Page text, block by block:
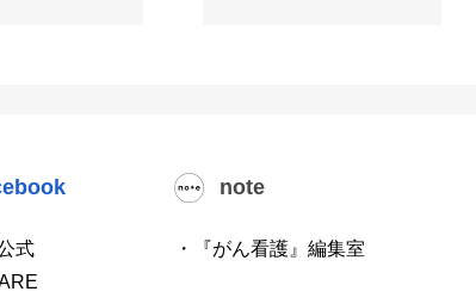
式
note
・『がん看護』編集室